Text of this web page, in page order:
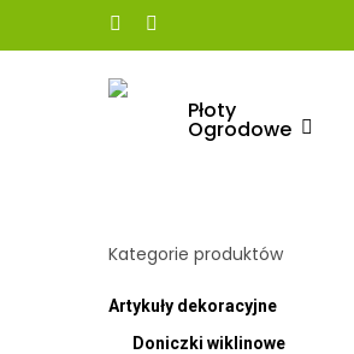
Płoty
Ogrodowe
Kategorie produktów
Artykuły dekoracyjne
Doniczki wiklinowe